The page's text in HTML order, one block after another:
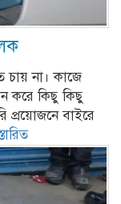
চায় না। কাজে
করে কিছু কিছু
প্রয়োজনে বাইরে